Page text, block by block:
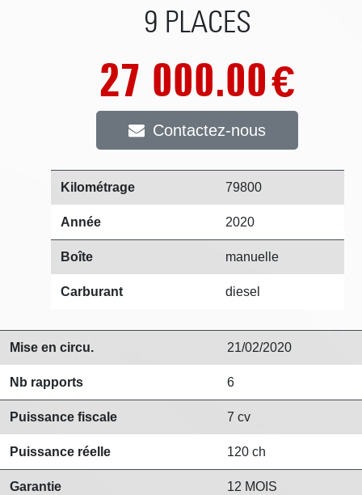
9 PLACES
27 000.00€
Contactez-nous
Kilométrage 79800
Année 2020
Boîte manuelle
Carburant diesel
Mise en circu. 21/02/2020
Nb rapports 6
Puissance fiscale 7 cv
Puissance réelle 120 ch
Garantie 12 MOIS